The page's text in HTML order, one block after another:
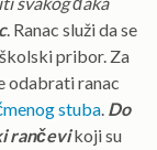
. Ranac služi da se
pribor. Za
odabrati ranac
stuba. Do
rančevikoji su